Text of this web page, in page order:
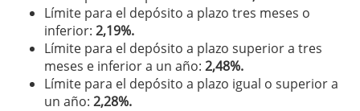
Límite para el depósito a plazo tres meses o
inferior: 2,19%.
Límite para el depósito a plazo superior a tres
meses e inferior a un año: 2,48%.
Límite para el depósito a plazo igual o superior a
un año: 2,28%.